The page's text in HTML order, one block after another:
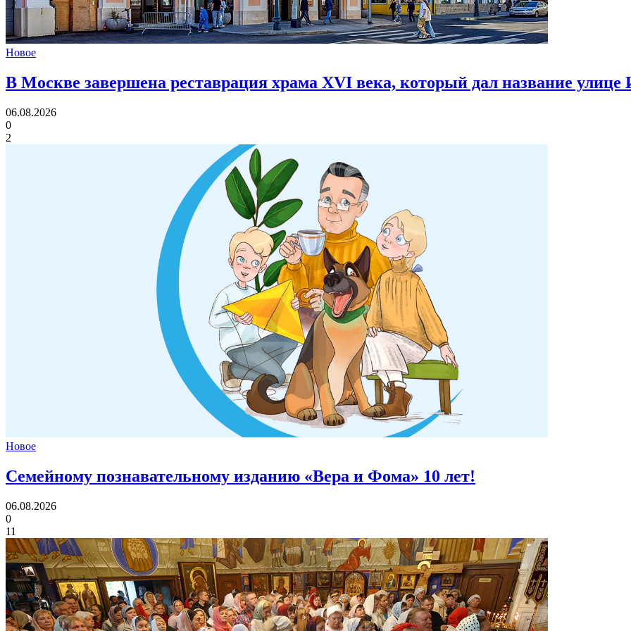
Новое
В Москве завершена реставрация храма XVI века, который дал название улице
06.08.2026
0
2
Новое
Семейному познавательному изданию «Вера и Фома» 10 лет!
06.08.2026
0
11